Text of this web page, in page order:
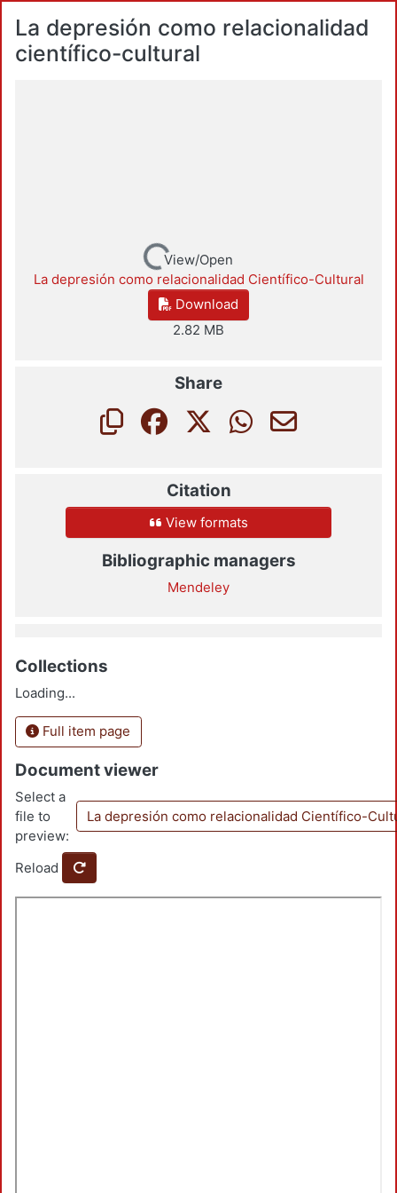
La depresión como relacionalidad
científico-cultural
Loading...View/Open
La depresión como relacionalidad Científico-Cultural
Download
2.82 MB
Share
Citation
View formats
Bibliographic managers
Mendeley
Collections
Loading...
Full item page
Document viewer
Select a
file to
preview:
La depresión como relacionalidad Científico-
Reload